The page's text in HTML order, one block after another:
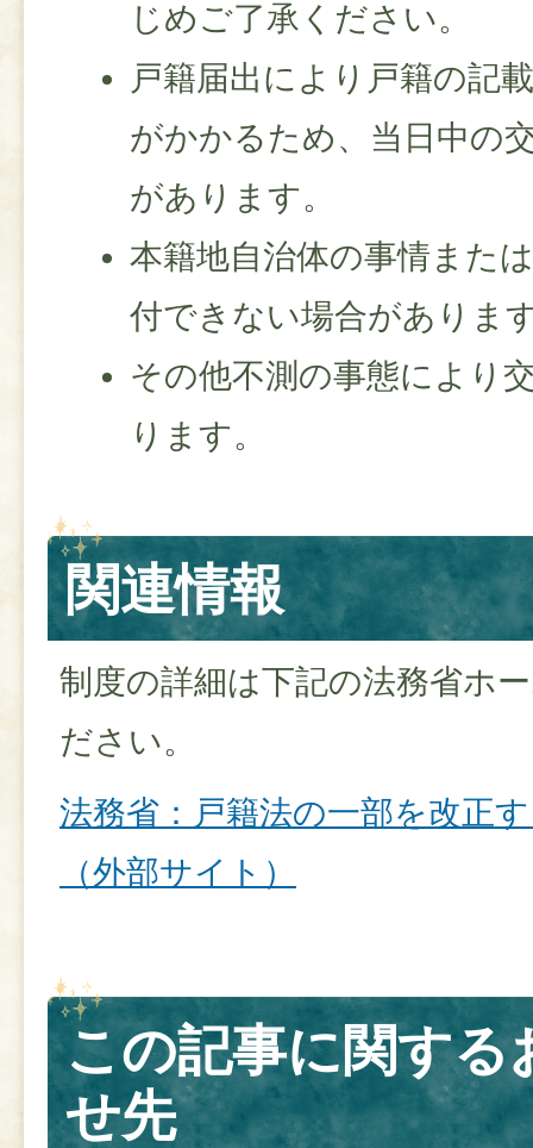
じめご了承ください。
戸籍届出により戸籍の記
がかかるため、当日中の
があります。
本籍地自治体の事情また
付できない場合がありま
その他不測の事態により
ります。
関連情報
制度の詳細は下記の法務省ホ
ださい。
法務省：戸籍法の一部を改正
（外部サイト）
この記事に関する
せ先